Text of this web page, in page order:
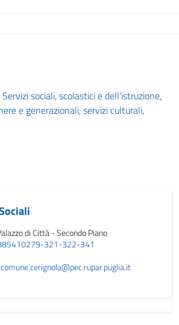
sociali, scolastici e dell’istruzione,
e generazionali, servizi culturali,
di Città - Secondo Piano
321-322-341